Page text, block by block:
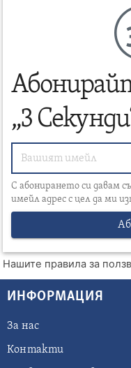
„3
С абонирането си давам
имейл адрес с цел да ми
Нашите правила за
ИНФОРМАЦИЯ
За нас
Контакти